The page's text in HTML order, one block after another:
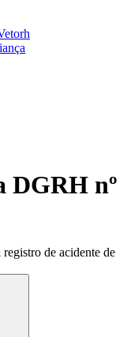
DGRH nº
de acidente de